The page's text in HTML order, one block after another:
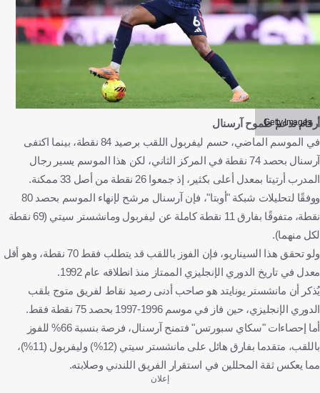
Getty Images
أرقام تدعم طموح آرسنال
في الموسم الماضي، حسم ليفربول اللقب برصيد 84 نقطة، بينما اكتفى
آرسنال بحصد 74 نقطة في المركز الثاني، لكن هذا الموسم يسير رجال
المدرب أرتيتا بمعدل أعلى بكثير، إذ جمعوا 26 نقطة من أصل 33 ممكنة.
ووفقًا لتحليلات شبكة "أوبتا"، فإن آرسنال مرشح لإنهاء الموسم بحصد 80
نقطة، متفوقًا بفارق 11 نقطة كاملة عن ليفربول ومانشستر سيتي (69 نقطة
لكل منهما).
ولو تحقق هذا السيناريو، فإن الفوز باللقب قد يتطلب فقط 70 نقطة، وهو أقل
معدل في تاريخ الدوري الإنجليزي الممتاز منذ انطلاقه عام 1992.
يُذكر أن مانشستر يونايتد هو صاحب أدنى رصيد نقاط لفريق متوج بلقب
الدوري الإنجليزي، حين فاز في موسم 1996-1997 بحصد 75 نقطة فقط.
أما إحصاءات "سكاي سبورتس" فتمنح آرسنال، فرصة بنسبة 66% للفوز
باللقب، متقدما بفارق هائل على مانشستر سيتي (12%) وليفربول (11%)،
مما يعكس ثقة المحللين في استقرار الفريق اللندني وصلابته.
إعلان